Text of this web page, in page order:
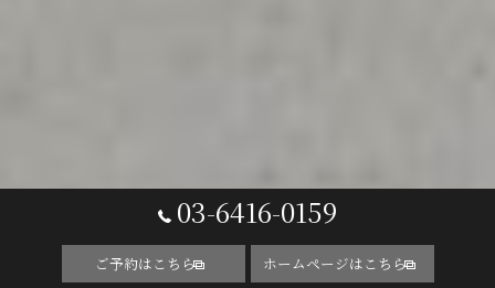
03-6416-0159
ご予約はこちら ホームページはこちら